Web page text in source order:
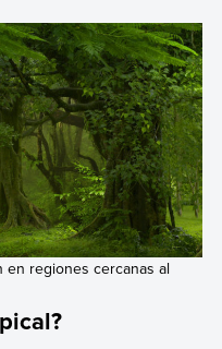
regiones cercanas al